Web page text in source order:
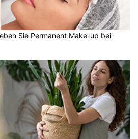
Sie Permanent Make-up bei